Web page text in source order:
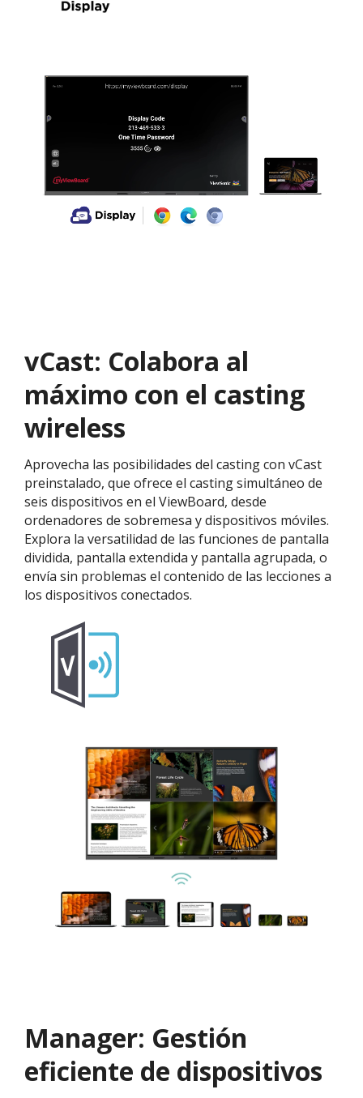
vCast: Colabora al
máximo con el casting
wireless
Aprovecha las posibilidades del casting con vCast
preinstalado, que ofrece el casting simultáneo de
seis dispositivos en el ViewBoard, desde
ordenadores de sobremesa y dispositivos móviles.
Explora la versatilidad de las funciones de pantalla
dividida, pantalla extendida y pantalla agrupada, o
envía sin problemas el contenido de las lecciones a
los dispositivos conectados.
Manager: Gestión
eficiente de dispositivos